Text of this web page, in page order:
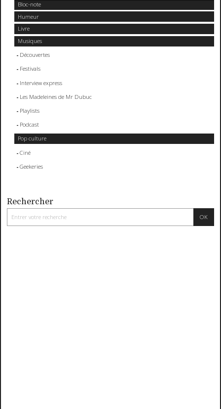
Bloc-note
Humeur
Livre
Musiques
Découvertes
Festivals
Interview express
Les Madeleines de Mr Dubuc
Playlists
Podcast
Pop culture
Ciné
Geekeries
Rechercher